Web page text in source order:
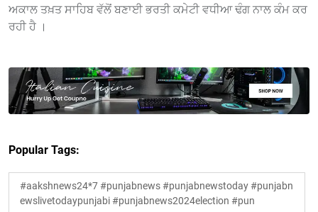
ਅਕਾਲ ਤਖ਼ਤ ਸਾਹਿਬ ਵੱਲੋਂ ਬਣਾਈ ਭਰਤੀ ਕਮੇਟੀ ਵਧੀਆ ਢੰਗ ਨਾਲ ਕੰਮ ਕਰ
ਰਹੀ ਹੈ ।
Popular Tags:
#aakshnews24*7 #punjabnews #punjabnewstoday #punjabn
ewslivetodaypunjabi #punjabnews2024election #pun